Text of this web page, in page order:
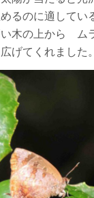
るのに適してい
い木の上から
げてくれました。